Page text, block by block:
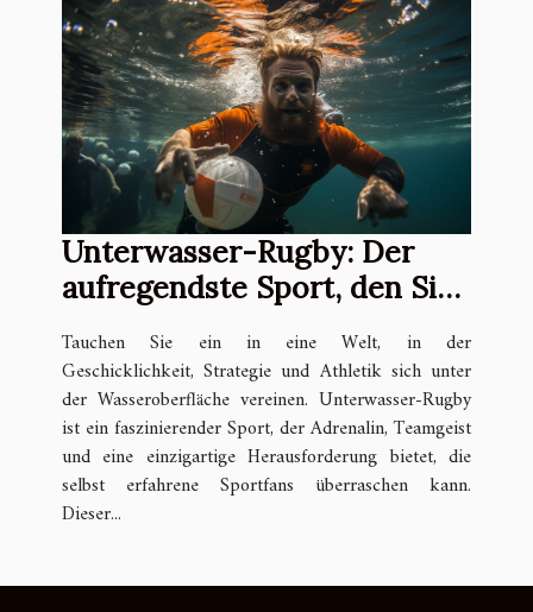
Unterwasser-Rugby: Der
aufregendste Sport, den Sie
Tauchen Sie ein in eine Welt, in der
Geschicklichkeit, Strategie und Athletik sich unter
der Wasseroberfläche vereinen. Unterwasser-Rugby
ist ein faszinierender Sport, der Adrenalin, Teamgeist
und eine einzigartige Herausforderung bietet, die
selbst erfahrene Sportfans überraschen kann.
Dieser...